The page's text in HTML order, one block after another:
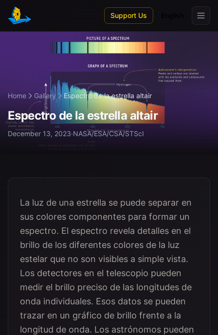
Skip to main content
Support Us
Home Gallery Espectro de la estrella altair
Espectro de la estrella altair
December 13, 2023·NASA/ESA/CSA/STScI
La luz de una estrella se puede separar en
sus colores componentes para formar un
espectro. El espectro revela detalles en el
brillo de los diferentes colores de la luz
estelar que no son visibles a simple vista.
Los detectores en el telescopio pueden
medir el brillo preciso de las longitudes de
onda individuales. Esos datos se pueden
trazar en un gráfico de brillo frente a la
longitud de onda. Los astrónomos pueden